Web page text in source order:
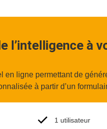
l’intelligence à
en ligne permettant de
à partir d’un
1 utilisateur